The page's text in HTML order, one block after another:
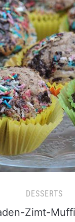
DESSERTS
Zimt-